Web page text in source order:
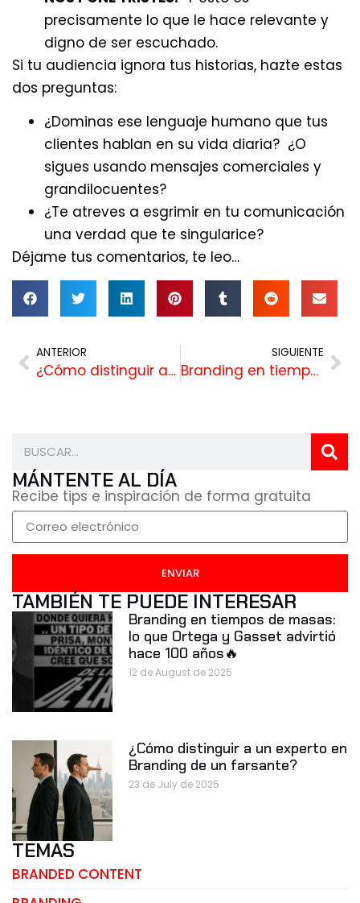
precisamente lo que le hace relevante y
digno de ser escuchado.
Si tu audiencia ignora tus historias, hazte estas
dos preguntas:
¿Dominas ese lenguaje humano que tus
clientes hablan en su vida diaria? ¿O
sigues usando mensajes comerciales y
grandilocuentes?
¿Te atreves a esgrimir en tu comunicación
una verdad que te singularice?
Déjame tus comentarios, te leo…
ANTERIOR
¿Cómo distinguir a un experto en Branding de un farsante?
SIGUIENTE
Branding en tiempos de masas: lo que Ortega y Gasset advirtió hace 100 años🔥
MÁNTENTE AL DÍA
Recibe tips e inspiración de forma gratuita
ENVIAR
TAMBIÉN TE PUEDE INTERESAR
Branding en tiempos de masas:
lo que Ortega y Gasset advirtió
hace 100 años🔥
12 de August de 2025
¿Cómo distinguir a un experto en
Branding de un farsante?
23 de July de 2025
TEMAS
BRANDED CONTENT